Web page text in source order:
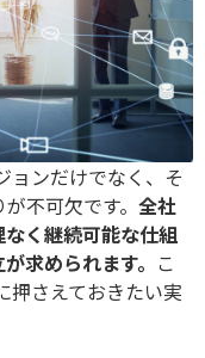
ョンだけでなく、そ
不可欠です。 全社
く継続可能な仕組
求められます。 こ
押さえておきたい実